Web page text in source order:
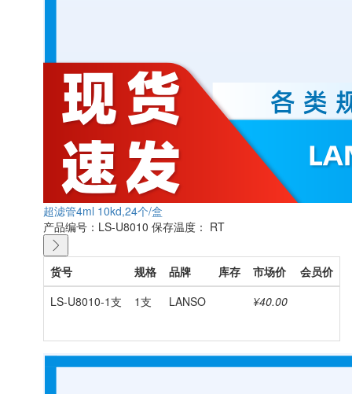
超滤管4ml 10kd,24个/盒
产品编号：LS-U8010 保存温度： RT
货号 规格 品牌 库存 市场价 会员价
LS-U8010-1支
1支 LANSO ¥40.00